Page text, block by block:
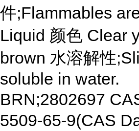
件;Flammables
Liquid 颜色 Clear
brown 水溶解性
soluble in water.
BRN;2802697
5509-65-9(CAS